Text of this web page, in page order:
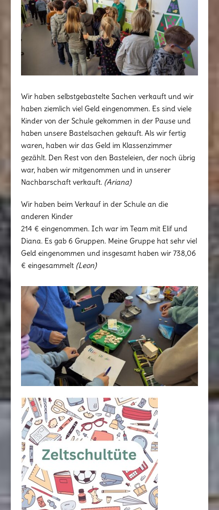
Wir haben selbstgebastelte Sachen verkauft und wir
haben ziemlich viel Geld eingenommen. Es sind viele
Kinder von der Schule gekommen in der Pause und
haben unsere Bastelsachen gekauft. Als wir fertig
waren, haben wir das Geld im Klassenzimmer
gezählt. Den Rest von den Basteleien, der noch übrig
war, haben wir mitgenommen und in unserer
Nachbarschaft verkauft. (Ariana)
Wir haben beim Verkauf in der Schule an die
anderen Kinder
214 € eingenommen. Ich war im Team mit Elif und
Diana. Es gab 6 Gruppen. Meine Gruppe hat sehr viel
Geld eingenommen und insgesamt haben wir 738,06
€ eingesammelt (Leon)